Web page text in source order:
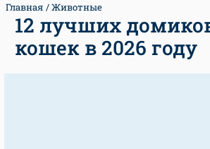
Главная Животные
12 лучших
кошек в 2026 году